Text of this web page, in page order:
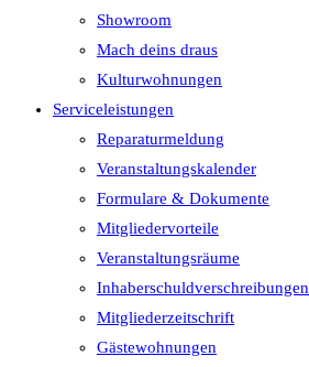
Showroom
Mach deins draus
Kulturwohnungen
Serviceleistungen
Reparaturmeldung
Veranstaltungskalender
Formulare & Dokumente
Mitgliedervorteile
Veranstaltungsräume
Inhaberschuld­verschreibungen
Mitgliederzeitschrift
Gästewohnungen